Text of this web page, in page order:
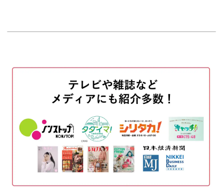
ガイド線を引く
黄色の枠を描く
文字を書く 14:39
黄色の枠の太さを調整する
オムライスの文字を修正する